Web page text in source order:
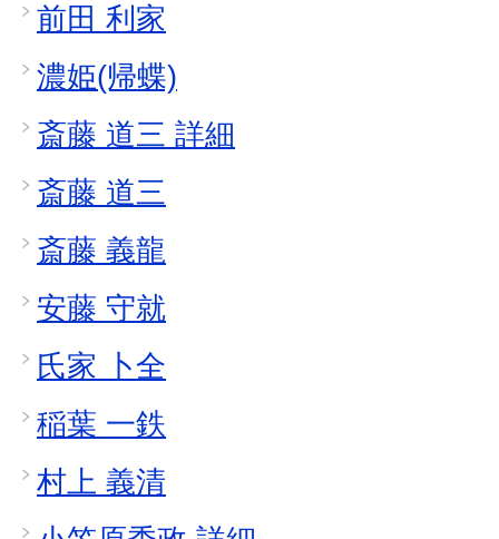
前田 利家
濃姫(帰蝶)
斎藤 道三 詳細
斎藤 道三
斎藤 義龍
安藤 守就
氏家 卜全
稲葉 一鉄
村上 義清